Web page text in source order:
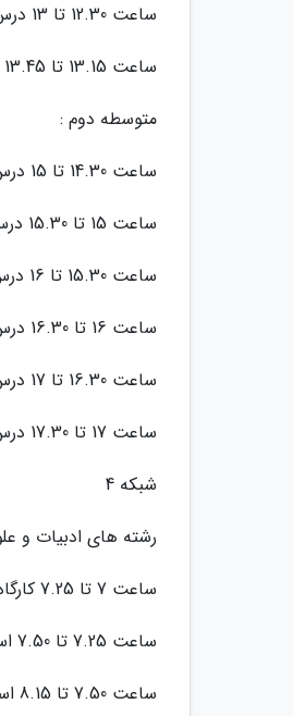
ساعت 12.30 تا 13 درس بازی و ریاضی پایه پنجم
ساعت 13.15 تا 13.45 درس بازی و ریاضی پایه ششم
متوسطه دوم :
ساعت 14.30 تا 15 درس زبان انگلیسی 1 پایه 10 تمام رشته ها
ساعت 15 تا 15.30 درس زیست شناسی 2 پایه 11 رشته علوم تجربی
ساعت 15.30 تا 16 درس حسابان 1 پایه 11 رشته ریاضی فیزیک
ساعت 16 تا 16.30 درس دین و زندگی 1 پایه 10 رشته های ریاضی فیزیک و علوم تجربی
ساعت 16.30 تا 17 درس فیزیک 3 پایه 12 رشته های ریاضی فیزیک و علوم تجربی
ساعت 17 تا 17.30 درس فارسی 3 پایه 12 تمام رشته ها
شبکه 4
رشته های ادبیات و
ساعت 7 تا 7.25 کارگاه گرافیک - پایه 10 و 11 رشته گرافیک شاخه فنی و حرفه ای
ساعت 7.25 تا 7.50 استاندارد کاربر کپچرینگ پایه 12 رشته فراوری محتوای الکترونیکی شاخه کاردانش
ساعت 7.50 تا 8.15 استاندارد روتوش و ترمیم عکس رایانه ای پایه 12 رشته عکاسی دیجیتال شاخه کاردانش